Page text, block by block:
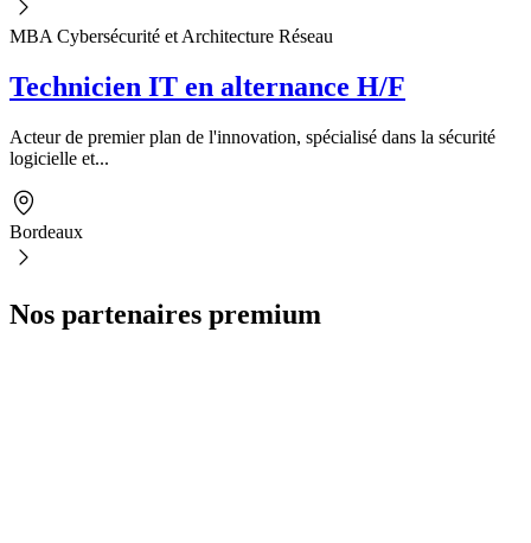
MBA Cybersécurité et Architecture Réseau
Technicien IT en alternance H/F
Acteur de premier plan de l'innovation, spécialisé dans la sécurité
logicielle et...
Bordeaux
Nos partenaires premium